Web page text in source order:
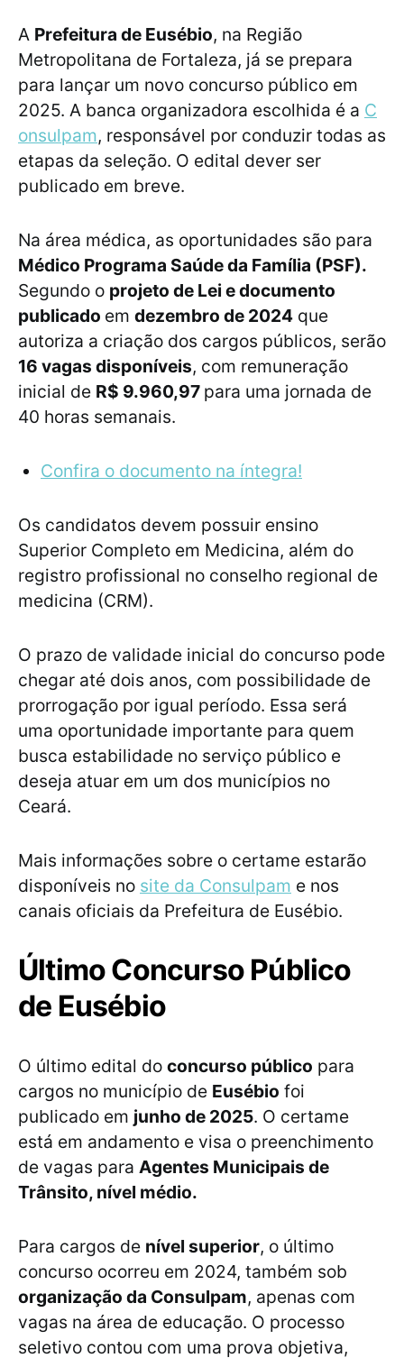
A Prefeitura de Eusébio, na Região
Metropolitana de Fortaleza, já se prepara
para lançar um novo concurso público em
2025. A banca organizadora escolhida é a C
onsulpam, responsável por conduzir todas as
etapas da seleção. O edital dever ser
publicado em breve.
Na área médica, as oportunidades são para
Médico Programa Saúde da Família (PSF).
Segundo o projeto de Lei e documento
publicado em dezembro de 2024 que
autoriza a criação dos cargos públicos, serão
16 vagas disponíveis, com remuneração
inicial de R$ 9.960,97 para uma jornada de
40 horas semanais.
Confira o documento na íntegra!
Os candidatos devem possuir ensino
Superior Completo em Medicina, além do
registro profissional no conselho regional de
medicina (CRM).
O prazo de validade inicial do concurso pode
chegar até dois anos, com possibilidade de
prorrogação por igual período. Essa será
uma oportunidade importante para quem
busca estabilidade no serviço público e
deseja atuar em um dos municípios no
Ceará.
Mais informações sobre o certame estarão
disponíveis no site da Consulpam e nos
canais oficiais da Prefeitura de Eusébio.
Último Concurso Público
de Eusébio
O último edital do concurso público para
cargos no município de Eusébio foi
publicado em junho de 2025. O certame
está em andamento e visa o preenchimento
de vagas para Agentes Municipais de
Trânsito, nível médio.
Para cargos de nível superior, o último
concurso ocorreu em 2024, também sob
organização da Consulpam, apenas com
vagas na área de educação. O processo
seletivo contou com uma prova objetiva,